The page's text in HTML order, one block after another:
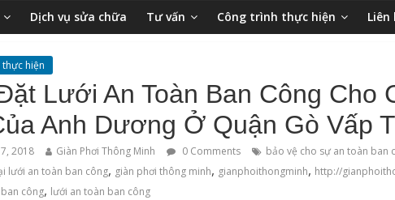
Dịch vụ sửa chữa Tư vấn Công trình thực hiện Liên
hiện
Lưới An Toàn Ban Công Cho
Anh Dương Ở Quận Gò Vấp
2018 Giàn Phơi Thông Minh 0 Comments bảo vệ cho sự an toàn ban
lưới an toàn ban công, ‌giàn‌ ‌phơi‌ ‌thông‌ ‌minh, gianphoithongminh, http://
công, lưới an toàn ban công